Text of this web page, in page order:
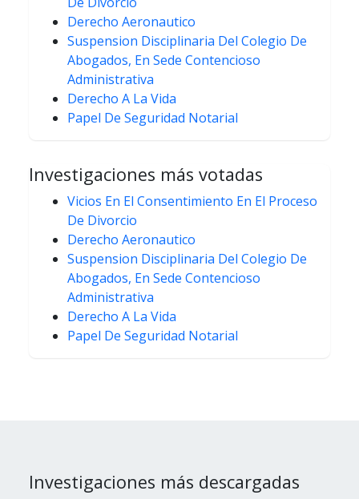
Derecho Aeronautico
Suspension Disciplinaria Del Colegio De
Abogados, En Sede Contencioso
Administrativa
Derecho A La Vida
Papel De Seguridad Notarial
Investigaciones más votadas
Vicios En El Consentimiento En El Proceso
De Divorcio
Derecho Aeronautico
Suspension Disciplinaria Del Colegio De
Abogados, En Sede Contencioso
Administrativa
Derecho A La Vida
Papel De Seguridad Notarial
Investigaciones más descargadas